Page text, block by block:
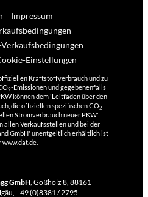
Impressum
Einstellungen
Kraftstoffverbrauch und zu
2-Emissionen und gegebenenfalls
können dem 'Leitfaden über den
die offiziellen spezifischen CO2-
Stromverbrauch neuer PKW'
allen Verkaufsstellen und bei der
GmbH' unentgeltlich erhältlich ist
www.dat.de.
GmbH, Goßholz 8, 88161
+49 (0)8381 / 2795